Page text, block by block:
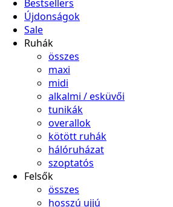
Bestsellers
Újdonságok
Sale
Ruhák
összes
maxi
midi
alkalmi / esküvői
tunikák
overallok
kötött ruhák
hálóruházat
szoptatós
Felsők
összes
hosszú ujjú